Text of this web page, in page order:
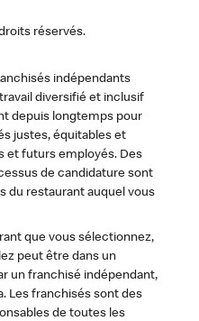
réservés.
indépendants
diversifié et inclusif
depuis longtemps pour
justes, équitables et
et futurs employés. Des
de candidature sont
du restaurant auquel vous
que vous sélectionnez,
peut être dans un
un franchisé indépendant,
Les franchisés sont des
de toutes les